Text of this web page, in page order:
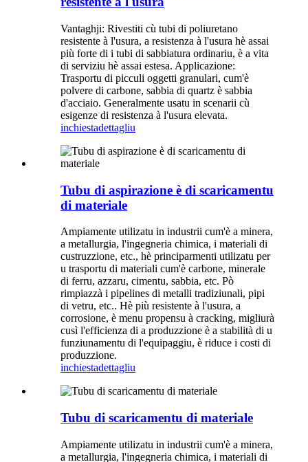
Vantaghji: Rivestiti cù tubi di poliuretano
resistente à l'usura, a resistenza à l'usura hè assai
più forte di i tubi di sabbiatura ordinariu, è a vita
di serviziu hè assai estesa. Applicazione:
Trasportu di picculi oggetti granulari, cum'è
polvere di carbone, sabbia di quartz è sabbia
d'acciaio. Generalmente usatu in scenarii cù
esigenze di resistenza à l'usura elevata.
inchiestadettagliu
Tubu di aspirazione è di scaricamentu
di materiale
Ampiamente utilizatu in industrii cum'è a minera,
a metallurgia, l'ingegneria chimica, i materiali di
custruzzione, etc., hè principarmenti utilizatu per
u trasportu di materiali cum'è carbone, minerale
di ferru, azzaru, cimentu, sabbia, etc. Pò
rimpiazzà i pipelines di metalli tradiziunali, pipi
di vetru, etc.. Hè più resistente à l'usura, a
corrosione, è menu propensu à cracking, migliurà
cusì l'efficienza di a produzzione è a stabilità di u
funziunamentu di l'equipaggiu, è riduce i costi di
produzzione.
inchiestadettagliu
Tubu di scaricamentu di materiale
Ampiamente utilizatu in industrii cum'è a minera,
a metallurgia, l'ingegneria chimica, i materiali di